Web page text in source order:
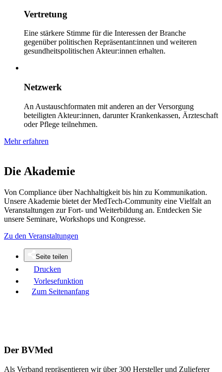
Vertretung
Eine stärkere Stimme für die Interessen der Branche
gegenüber politischen Repräsentant:innen und weiteren
gesundheitspolitischen Akteur:innen erhalten.
Netzwerk
An Austauschformaten mit anderen an der Versorgung
beteiligten Akteur:innen, darunter Krankenkassen, Ärzteschaft
oder Pflege teilnehmen.
Mehr erfahren
Die Akademie
Von Compliance über Nachhaltigkeit bis hin zu Kommunikation.
Unsere Akademie bietet der MedTech-Community eine Vielfalt an
Veranstaltungen zur Fort- und Weiterbildung an. Entdecken Sie
unsere Seminare, Workshops und Kongresse.
Zu den Veranstaltungen
Seite teilen
Drucken
Vorlesefunktion
Zum Seitenanfang
Der BVMed
Als Verband repräsentieren wir über 300 Hersteller und Zulieferer